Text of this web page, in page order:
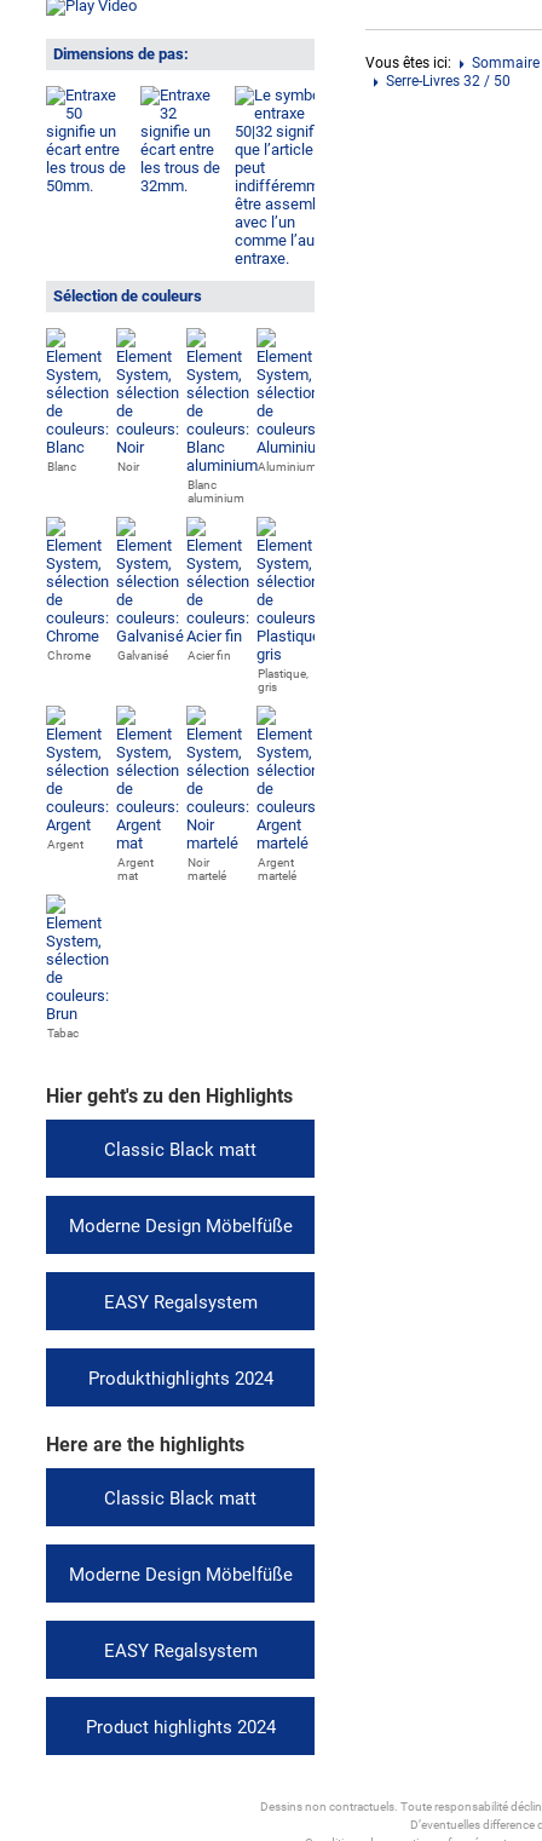
Dimensions de pas:
Sélection de couleurs
Blanc
Noir
Blanc
aluminium
Aluminium
Chrome Galvanisé
Acier fin
Plastique,
gris
Argent
Argent
mat
Noir
martelé
Argent
martelé
Tabac
Hier geht's zu den Highlights
Classic Black matt
Moderne Design Möbelfüße
EASY Regalsystem
Produkthighlights 2024
Here are the highlights
Classic Black matt
Moderne Design Möbelfüße
EASY Regalsystem
Product highlights 2024
Vous êtes ici:
Serre-Livres 32 / 50
Dessins non contractuels. Toute responsabilité
D’eventuelles difference